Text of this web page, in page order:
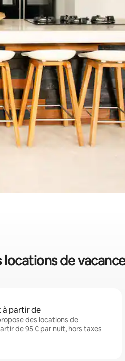
les parcourir ou en appuyant et
de
à partir de
des locations de
de 95 € par nuit, hors taxes